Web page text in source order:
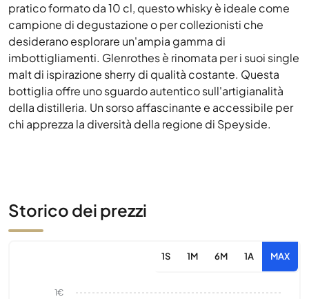
pratico formato da 10 cl, questo whisky è ideale come
campione di degustazione o per collezionisti che
desiderano esplorare un'ampia gamma di
imbottigliamenti. Glenrothes è rinomata per i suoi single
malt di ispirazione sherry di qualità costante. Questa
bottiglia offre uno sguardo autentico sull'artigianalità
della distilleria. Un sorso affascinante e accessibile per
chi apprezza la diversità della regione di Speyside.
Storico dei prezzi
1S 1M 6M 1A MAX
1€